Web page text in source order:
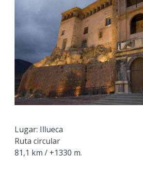
Lugar: Illueca
Ruta circular
81,1 km / +1330 m.